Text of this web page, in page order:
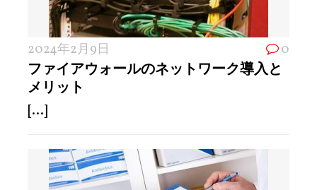
2024年2月9日 0
ファイアウォールのネットワーク導入と
メリット
[...]